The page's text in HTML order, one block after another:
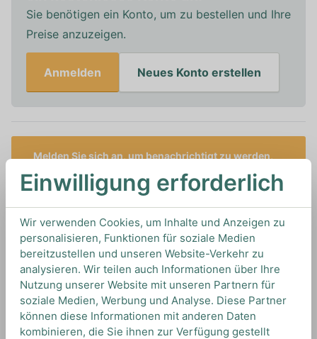
Sie benötigen ein Konto, um zu bestellen und Ihre
Preise anzuzeigen.
Anmelden Neues Konto erstellen
Melden Sie sich an, um benachrichtigt zu werden,
wenn dieses Produkt auf Lager ist
1L
Artikelnummer: 19857
Sonstige Liköre vonFrangelico aus Italien
TIPS & TRICKS
HOW TO DRINK
Einwilligung erforderlich
Wir verwenden Cookies, um Inhalte und Anzeigen zu
personalisieren, Funktionen für soziale Medien
bereitzustellen und unseren Website-Verkehr zu
analysieren. Wir teilen auch Informationen über Ihre
Nutzung unserer Website mit unseren Partnern für
soziale Medien, Werbung und Analyse. Diese Partner
können diese Informationen mit anderen Daten
kombinieren, die Sie ihnen zur Verfügung gestellt